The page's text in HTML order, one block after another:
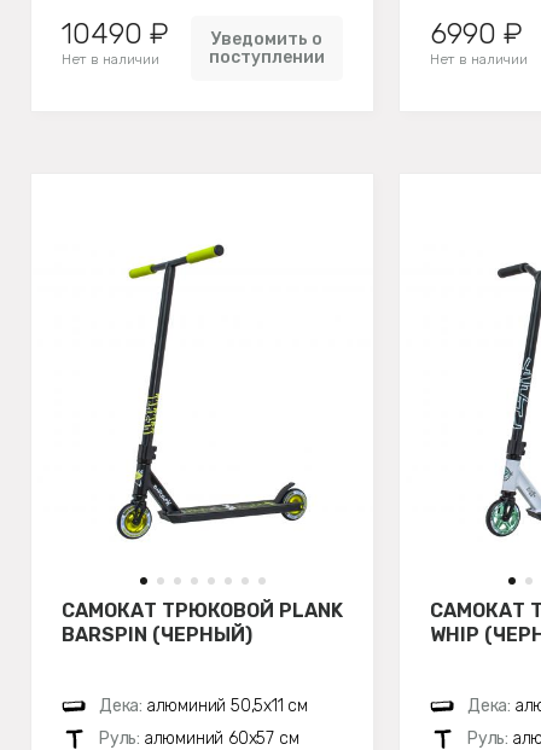
10490 ₽
Нет в наличии
Уведомить о
поступлении
6990 ₽
Нет в наличии
САМОКАТ ТРЮКОВОЙ PLANK
BARSPIN (ЧЕРНЫЙ)
Дека: алюминий 50,5х11 см
Руль: алюминий 60х57 см
САМОКАТ
WHIP
Дека:
Руль: